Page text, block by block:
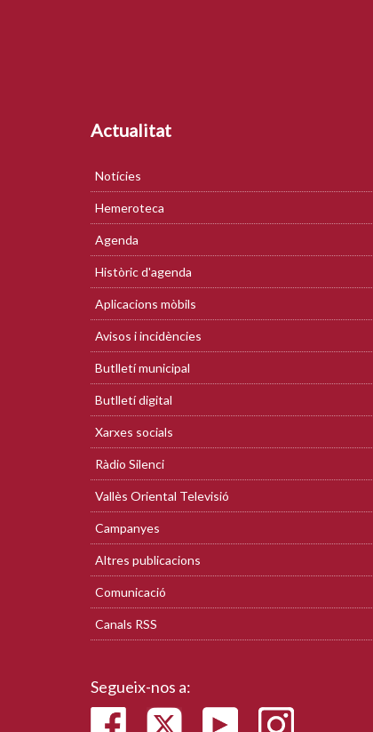
Actualitat
Notícies
Hemeroteca
Agenda
Històric d'agenda
Aplicacions mòbils
Avisos i incidències
Butlletí municipal
Butlletí digital
Xarxes socials
Ràdio Silenci
Vallès Oriental Televisió
Campanyes
Altres publicacions
Comunicació
Canals RSS
Segueix-nos a: